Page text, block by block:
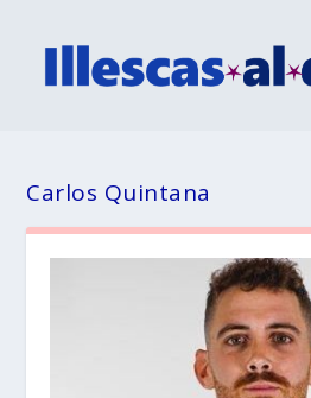
Carlos Quintana